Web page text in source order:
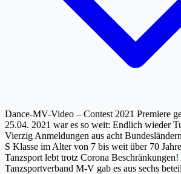
Dance-MV-Video – Contest 2021 Premiere
25.04. 2021 war es so weit: Endlich wieder
Vierzig Anmeldungen aus acht
S Klasse im Alter von 7 bis weit über 70
Tanzsport lebt trotz Corona Beschränkungen!
Tanzsportverband M-V gab es aus sechs